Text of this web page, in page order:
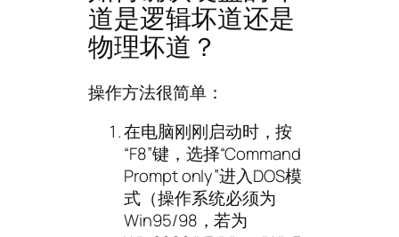
道是逻辑坏道还是
物理坏道？
操作方法很简单：
在电脑刚刚启动时，按
“F8”键，选择“Command
Prompt only”进入DOS模
式（操作系统必须为
Win95/98，若为